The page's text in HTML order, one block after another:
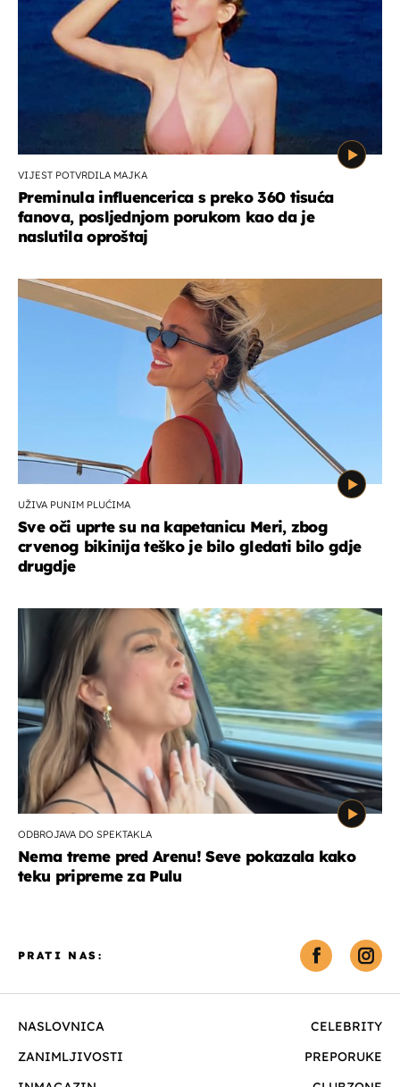
VIJEST POTVRDILA MAJKA
Preminula influencerica s preko 360 tisuća
fanova, posljednjom porukom kao da je
naslutila oproštaj
UŽIVA PUNIM PLUĆIMA
Sve oči uprte su na kapetanicu Meri, zbog
crvenog bikinija teško je bilo gledati bilo gdje
drugdje
ODBROJAVA DO SPEKTAKLA
Nema treme pred Arenu! Seve pokazala kako
teku pripreme za Pulu
NASLOVNICA
CELEBRITY
ZANIMLJIVOSTI
PREPORUKE
PRATI NAS: